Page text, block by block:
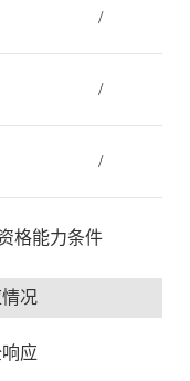
/
/
/
格能力条件
况
应